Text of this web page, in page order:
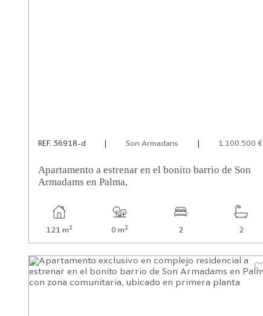
REF. 36918-d Son Armadans 1.100.500 €
Apartamento a estrenar en el bonito barrio de Son
Armadams en Palma,
121 m2 0 m2 2 2